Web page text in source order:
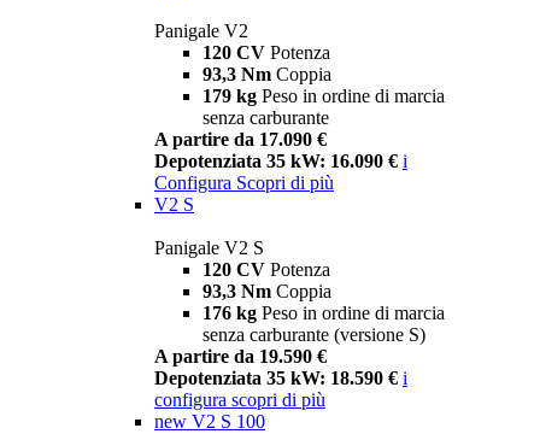
Panigale V2
120 CV Potenza
93,3 Nm Coppia
179 kg Peso in ordine di marcia
senza carburante
A partire da 17.090 €
Depotenziata 35 kW: 16.090 € i
Configura Scopri di più
V2 S
Panigale V2 S
120 CV Potenza
93,3 Nm Coppia
176 kg Peso in ordine di marcia
senza carburante (versione S)
A partire da 19.590 €
Depotenziata 35 kW: 18.590 € i
configura scopri di più
new V2 S 100